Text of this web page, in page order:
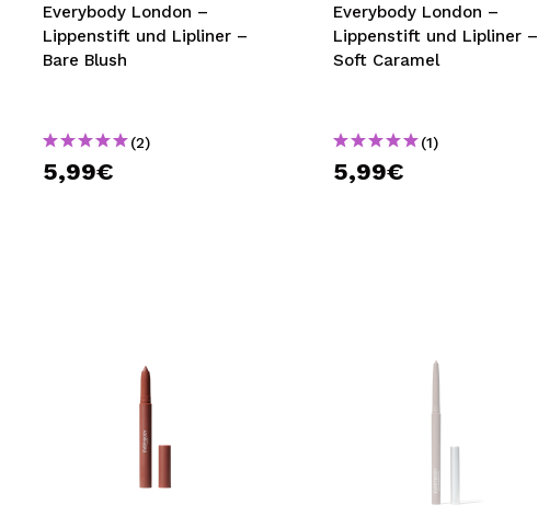
Everybody London –
Lippenstift und Lipliner –
Bare Blush
(2)
5,99€
Everybody London –
Lippenstift und Lipliner –
Soft Caramel
(1)
5,99€